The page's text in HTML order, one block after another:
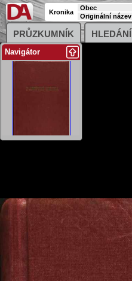
Kronika
Obec
Originální název
PRŮZKUMNÍK HLEDÁNÍ